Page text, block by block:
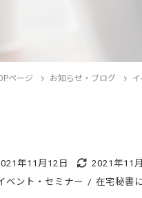
ページ お知らせ・ブログ
年11月12日
2021年11
ベント・セミナー
在宅秘書